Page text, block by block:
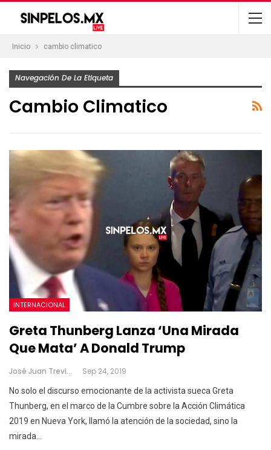
Inicio cambio climatico
Navegación De La Etiqueta
Cambio Climatico
INTERNACIONAL
Greta Thunberg Lanza ‘una Mirada
Que Mata’ A Donald Trump
José Juan Treviño Sep 24, 2019
No solo el discurso emocionante de la activista sueca Greta
Thunberg, en el marco de la Cumbre sobre la Acción Climática
2019 en Nueva York, llamó la atención de la sociedad, sino la
mirada